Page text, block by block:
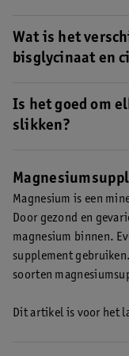
magnesium binnen.
supplement te slikken.
Wat is het
bisglycinaat en
maken met
Is het goed om
slikken?
voeding. Deze kun je
de dosering op de
voor je.
Magnesium is een
Door gezond en
magnesium binnen.
supplement
soorten
Dit artikel is voor het